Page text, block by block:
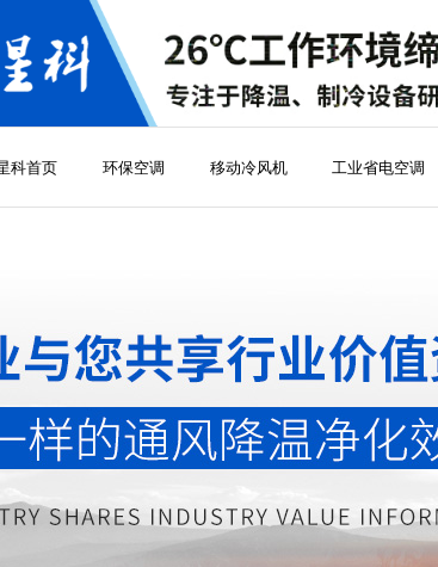
科首页 环保空调 移动冷风机 工业省电空调